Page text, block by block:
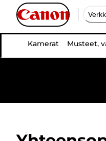
Kamerat Musteet,